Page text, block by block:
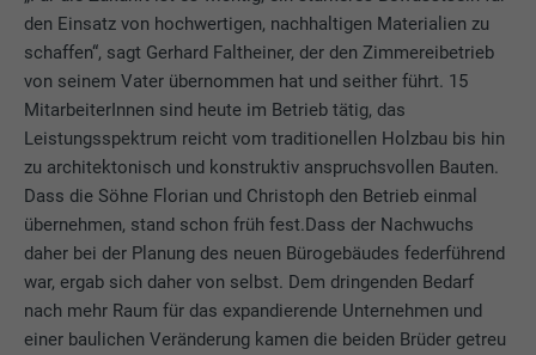
den Einsatz von hochwertigen, nachhaltigen Materialien zu
schaffen“, sagt Gerhard Faltheiner, der den Zimmereibetrieb
von seinem Vater übernommen hat und seither führt. 15
MitarbeiterInnen sind heute im Betrieb tätig, das
Leistungsspektrum reicht vom traditionellen Holzbau bis hin
zu architektonisch und konstruktiv anspruchsvollen Bauten.
Dass die Söhne Florian und Christoph den Betrieb einmal
übernehmen, stand schon früh fest.Dass der Nachwuchs
daher bei der Planung des neuen Bürogebäudes federführend
war, ergab sich daher von selbst. Dem dringenden Bedarf
nach mehr Raum für das expandierende Unternehmen und
einer baulichen Veränderung kamen die beiden Brüder getreu